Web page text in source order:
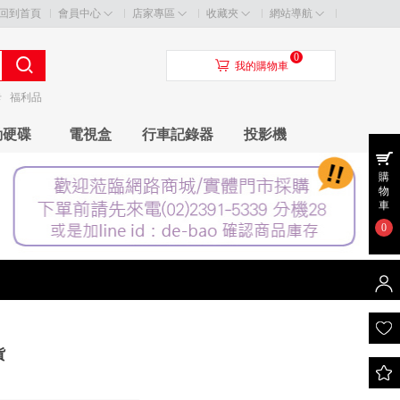
回到首頁 會員中心 店家專區 收藏夾 網站導航
福利品
󰃦 我的購物車
0
碟 電視盒 行車記錄器 投影機
購
物
車
0